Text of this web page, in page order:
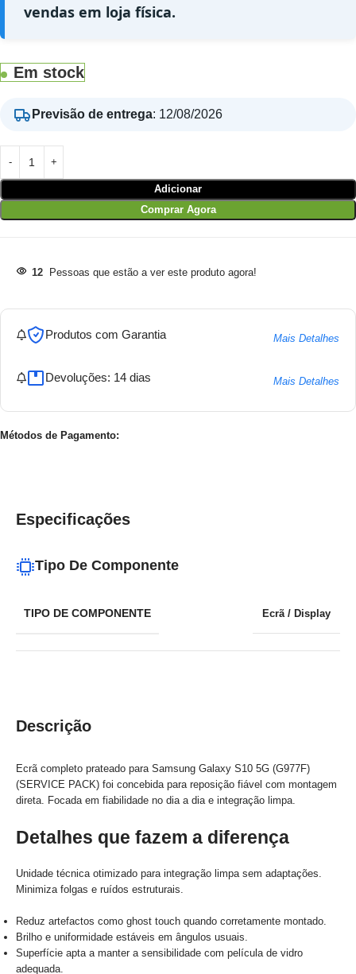
vendas em loja física.
Em stock
Previsão de entrega: 12/08/2026
Adicionar
Comprar Agora
12 Pessoas que estão a ver este produto agora!
Produtos com Garantia Mais Detalhes
Devoluções: 14 dias Mais Detalhes
Métodos de Pagamento:
Descrição
Ecrã completo prateado para Samsung Galaxy S10 5G (G977F)
(SERVICE PACK) foi concebida para reposição fiável com montagem
direta. Focada em fiabilidade no dia a dia e integração limpa.
Detalhes que fazem a diferença
Unidade técnica otimizado para integração limpa sem adaptações.
Minimiza folgas e ruídos estruturais.
Reduz artefactos como ghost touch quando corretamente montado.
Brilho e uniformidade estáveis em ângulos usuais.
Superfície apta a manter a sensibilidade com película de vidro
adequada.
Especificações
Tipo De Componente
TIPO DE COMPONENTE Ecrã / Display